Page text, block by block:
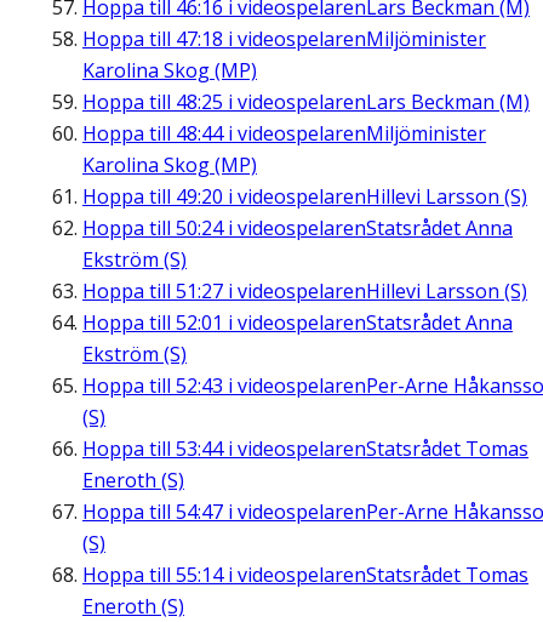
Hoppa till 46:16 i videospelarenLars Beckman (M)
Hoppa till 47:18 i videospelarenMiljöminister
Karolina Skog (MP)
Hoppa till 48:25 i videospelarenLars Beckman (M)
Hoppa till 48:44i videospelarenMiljöminister
Karolina Skog (MP)
Hoppa till 49:20 i videospelarenHillevi Larsson (S)
Hoppa till 50:24i videospelarenStatsrådet Anna
Ekström (S)
Hoppa till 51:27 i videospelarenHillevi Larsson (S)
Hoppa till 52:01 i videospelarenStatsrådet Anna
Ekström (S)
Hoppa till 52:43 i videospelarenPer-Arne
(S)
Hoppa till 53:44i videospelarenStatsrådet Tomas
Eneroth (S)
Hoppa till 54:47 i videospelarenPer-Arne
(S)
Hoppa till 55:14i videospelarenStatsrådet Tomas
Eneroth (S)